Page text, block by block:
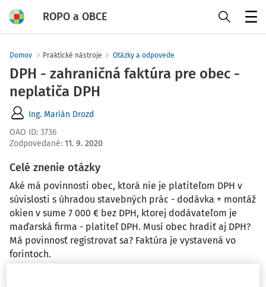
ROPO a OBCE
Domov Praktické nástroje Otázky a odpovede
DPH - zahraničná faktúra pre obec -
neplatiča DPH
Ing. Marián Drozd
OAO ID: 3736
Zodpovedané: 11. 9. 2020
Celé znenie otázky
Aké má povinnosti obec, ktorá nie je platiteľom DPH v
súvislosti s úhradou stavebných prác - dodávka + montáž
okien v sume 7 000 € bez DPH, ktorej dodávateľom je
maďarská firma - platiteľ DPH. Musí obec hradiť aj DPH?
Má povinnosť registrovať sa? Faktúra je vystavená vo
forintoch.